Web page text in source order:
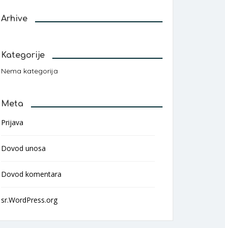
Arhive
Kategorije
Nema kategorija
Meta
Prijava
Dovod unosa
Dovod komentara
sr.WordPress.org